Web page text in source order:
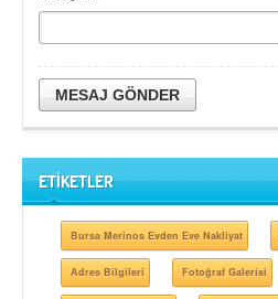
MESAJ GÖNDER
ETİKETLER
Bursa Merinos Evden Eve Nakliyat
Adres Bilgileri Fotoğraf Galerisi